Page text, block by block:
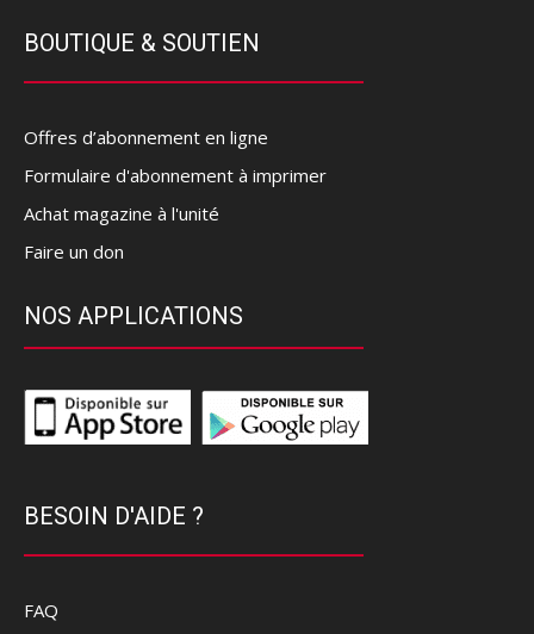
BOUTIQUE & SOUTIEN
Offres d’abonnement en ligne
Formulaire d'abonnement à imprimer
Achat magazine à l'unité
Faire un don
NOS APPLICATIONS
BESOIN D'AIDE ?
FAQ